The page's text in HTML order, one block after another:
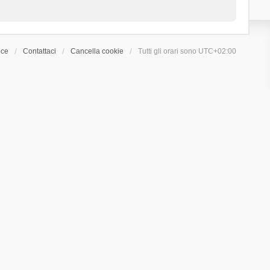
Contattaci Cancella cookie Tutti gli orari sono UTC+02:00